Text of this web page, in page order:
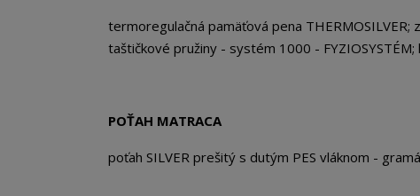
termoregulačná pamäťová pena THERMOSILVER;
taštičkové pružiny - systém 1000 -
POŤAH MATRACA
poťah SILVER prešitý s dutým PES vláknom -